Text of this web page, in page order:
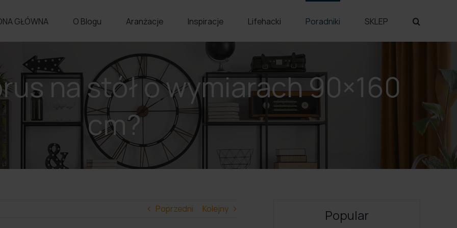
GŁÓWNA O Blogu Aranżacje Inspiracje Lifehacki Poradniki SKLEP
na stół o wymiarach 90×160
cm?
Poprzedni Kolejny Popular